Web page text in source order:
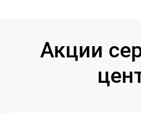
Акции